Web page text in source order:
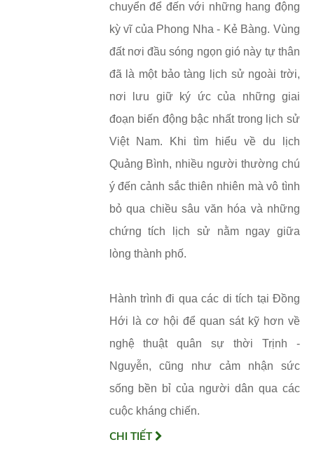
chuyển để đến với những hang động
kỳ vĩ của Phong Nha - Kẻ Bàng. Vùng
đất nơi đầu sóng ngọn gió này tự thân
đã là một bảo tàng lịch sử ngoài trời,
nơi lưu giữ ký ức của những giai
đoạn biến động bậc nhất trong lịch sử
Việt Nam. Khi tìm hiểu về du lịch
Quảng Bình, nhiều người thường chú
ý đến cảnh sắc thiên nhiên mà vô tình
bỏ qua chiều sâu văn hóa và những
chứng tích lịch sử nằm ngay giữa
lòng thành phố.
Hành trình đi qua các di tích tại Đồng
Hới là cơ hội để quan sát kỹ hơn về
nghệ thuật quân sự thời Trịnh -
Nguyễn, cũng như cảm nhận sức
sống bền bỉ của người dân qua các
cuộc kháng chiến.
CHI TIẾT